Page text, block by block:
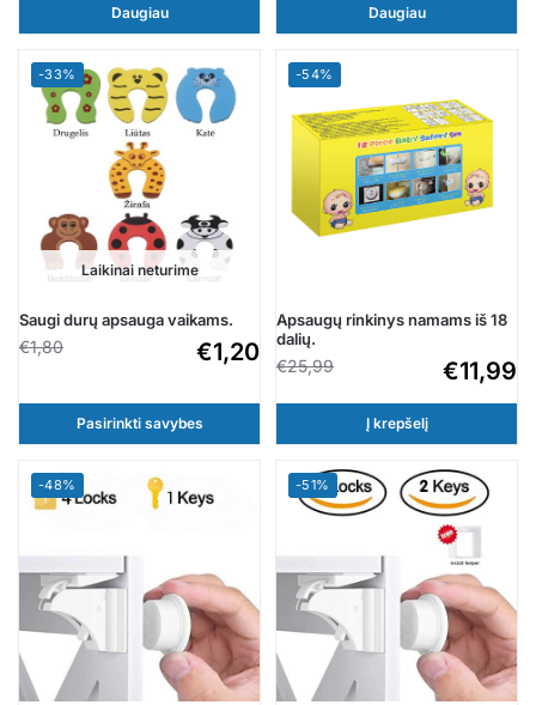
Daugiau Daugiau
-33%
Laikinai neturime
Saugi durų apsauga vaikams.
€1,80 €1,20
Pasirinkti savybes
-54%
Apsaugų rinkinys namams iš 18
dalių.
€25,99 €11,99
Į krepšelį
-48% -51%